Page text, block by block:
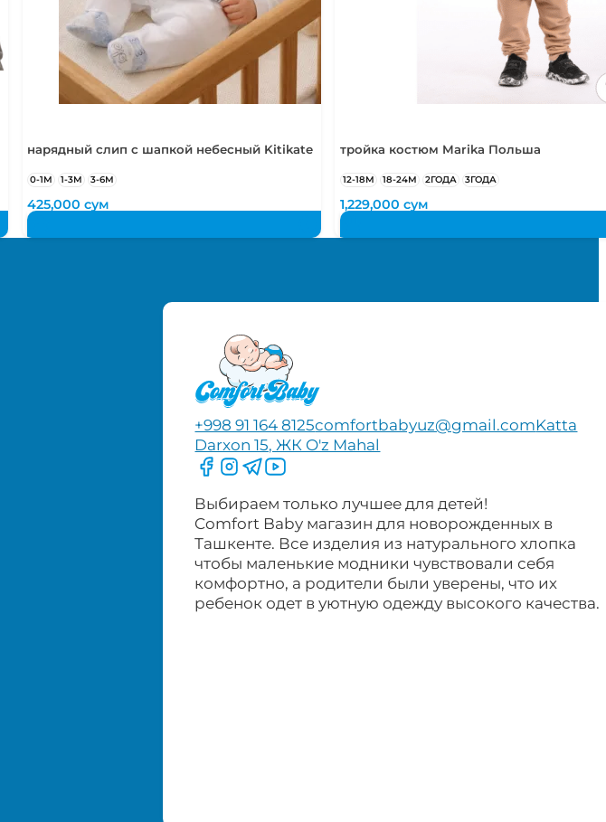
нарядный слип с шапкой небесный Kitikate
0-1М 1-3М 3-6М
425,000сум
тройка костюм Marika Польша
12-18М 18-24М 2ГОДА 3ГОДА
1,229,000 сум
+998 91 164 8125comfortbabyuz@gmail.comKatta
Darxon 15, ЖК O'z Mahal
Следите за нами на Facebook
Следите за нами в Instagram
Следите за нами в Telegram
Следите за нами в YouTube
Выбираем только лучшее для детей!
Comfort Baby магазин для новорожденных в
Ташкенте. Все изделия из натурального хлопка
чтобы маленькие модники чувствовали себя
комфортно, а родители были уверены, что их
ребенок одет в уютную одежду высокого качества.